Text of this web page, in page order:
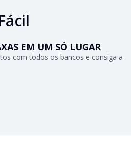
EM UM SÓ LUGAR
com todos os bancos e consiga a